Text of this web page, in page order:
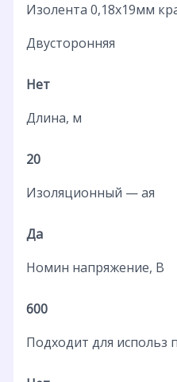
Изолента 0,18х19мм
Двусторонняя
Нет
Длина, м
20
Изоляционный — ая
Да
Номин напряжение, В
600
Подходит для использ